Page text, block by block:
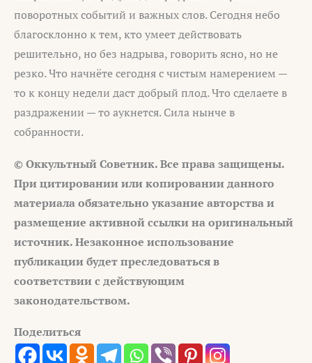
поворотных событий и важных слов. Сегодня небо
благосклонно к тем, кто умеет действовать
решительно, но без надрыва, говорить ясно, но не
резко. Что начнёте сегодня с чистым намерением —
то к концу недели даст добрый плод. Что сделаете в
раздражении — то аукнется. Сила нынче в
собранности.
© Оккультный Советник. Все права защищены.
При цитировании или копировании данного
материала обязательно указание авторства и
размещение активной ссылки на оригинальный
источник. Незаконное использование
публикации будет преследоваться в
соответствии с действующим
законодательством.
Поделиться